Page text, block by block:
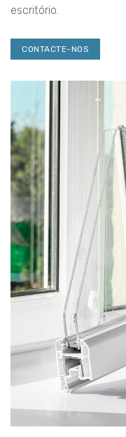
escritório.
CONTACTE-NOS